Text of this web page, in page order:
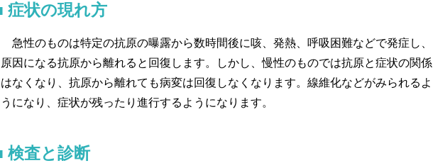
症状の現れ方
急性のものは特定の抗原の曝露から数時間後に咳、発熱、呼吸困難などで発症し、
原因になる抗原から離れると回復します。しかし、慢性のものでは抗原と症状の関係
はなくなり、抗原から離れても病変は回復しなくなります。線維化などがみられるよ
うになり、症状が残ったり進行するようになります。
検査と診断